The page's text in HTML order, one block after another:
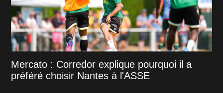
Mercato : Corredor explique pourquoi il a
préféré choisir Nantes à l'ASSE